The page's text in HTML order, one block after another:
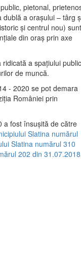
pietonal,
dublă a oraşului – târg
şi centrul nou) sunt
din oraş prin axe
a spaţiului public
de muncă.
- 2020 se pot demara
României prin
a fost însuşită de către
Slatina numărul
Slatina numărul 310
202 din 31.07.2018